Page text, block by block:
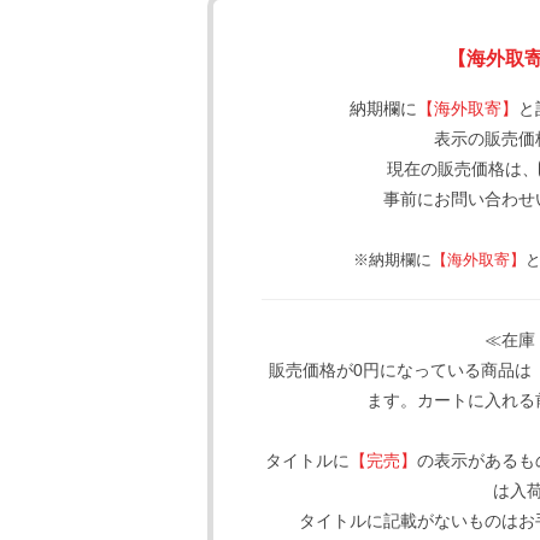
【海外取
納期欄に 【海外取寄】
表示の販売
現在の販売価格は、
事前にお問い合わ
※納期欄に 【海外取寄】
≪在庫
販売価格が0円になっている商品
ます。カートに入れ
タイトルに 【完売】 の表示がある
は入
タイトルに記載がないものは